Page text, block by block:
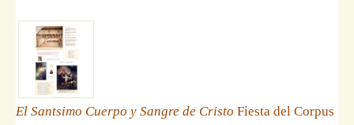
El Santsimo Cuerpo y Sangre de Cristo Fiesta del Corpus